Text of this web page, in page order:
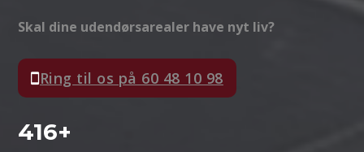
Skal dine udendørsarealer have nyt liv?
Ring til os på 60 48 10 98
500+